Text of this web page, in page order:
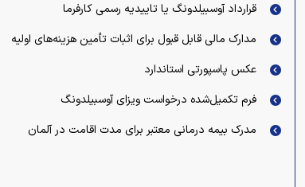
قرارداد آوسبیلدونگ یا تاییدیه رسمی کارفرما
مدارک مالی قابل قبول برای اثبات تأمین هزینه‌های اولیه
عکس پاسپورتی استاندارد
فرم تکمیل‌شده درخواست ویزای آوسبیلدونگ
مدرک بیمه درمانی معتبر برای مدت اقامت در آلمان